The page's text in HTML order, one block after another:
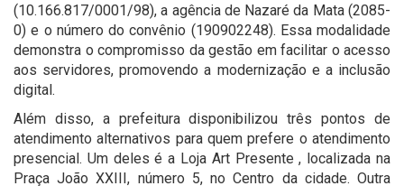
(10.166.817/0001/98), a agência de Nazaré da Mata (2085-
0) e o número do convênio (190902248). Essa modalidade
demonstra o compromisso da gestão em facilitar o acesso
aos servidores, promovendo a modernização e a inclusão
digital.
Além disso, a prefeitura disponibilizou três pontos de
atendimento alternativos para quem prefere o atendimento
presencial. Um deles é a Loja Art Presente , localizada na
Praça João XXIII, número 5, no Centro da cidade. Outra